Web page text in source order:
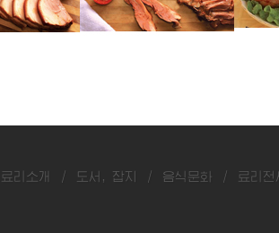
료리소개 / 도서, 잡지 / 음식문화 / 료리전